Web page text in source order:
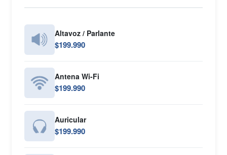
Altavoz / Parlante
$199.990
Antena Wi-Fi
$199.990
Auricular
$199.990